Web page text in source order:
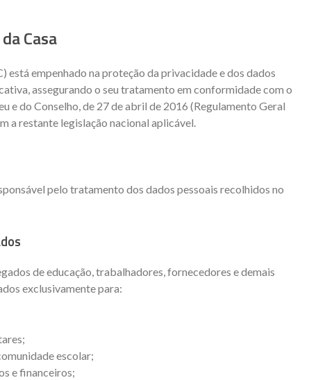
Casa
está empenhado na proteção da privacidade e dos dados
assegurando o seu tratamento em conformidade com o
e do Conselho, de 27 de abril de 2016 (Regulamento Geral
a restante legislação nacional aplicável.
pelo tratamento dos dados pessoais recolhidos no
de educação, trabalhadores, fornecedores e demais
exclusivamente para:
escolar;
e financeiros;